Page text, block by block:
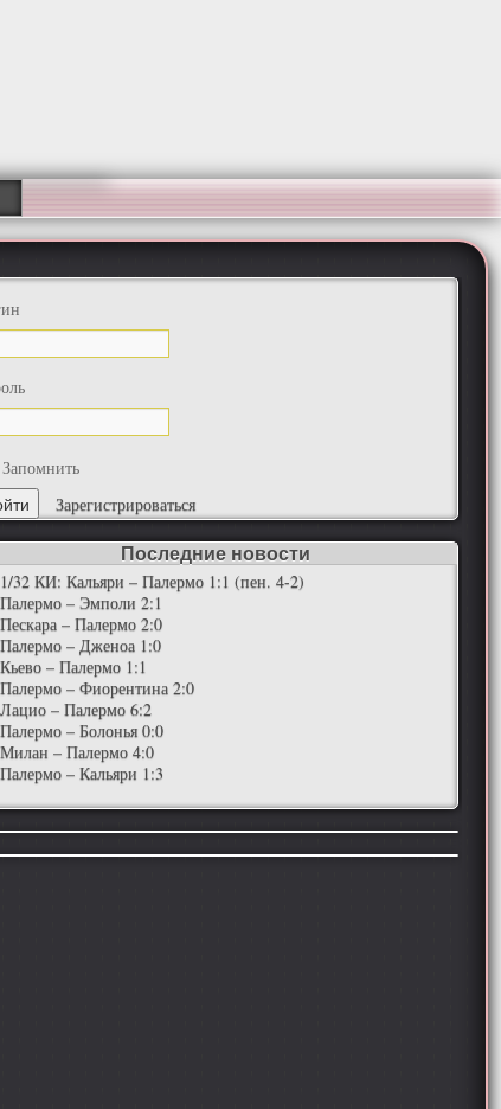
Запомнить
Зарегистрироваться
Последние новости
1/32 КИ: Кальяри – Палермо 1:1 (пен. 4-2)
Палермо – Эмполи 2:1
Пескара – Палермо 2:0
Палермо – Дженоа 1:0
Кьево – Палермо 1:1
Палермо – Фиорентина 2:0
Лацио – Палермо 6:2
Палермо – Болонья 0:0
Милан – Палермо 4:0
Палермо – Кальяри 1:3